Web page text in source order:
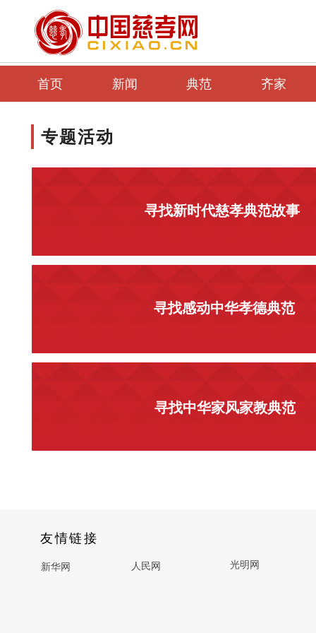
首页 新闻 典范 齐家
专题活动
寻找感动中华孝德典范
寻找中华家风家教典范
寻找新时代慈孝典范故事
人民网
新华网
友情链接
光明网